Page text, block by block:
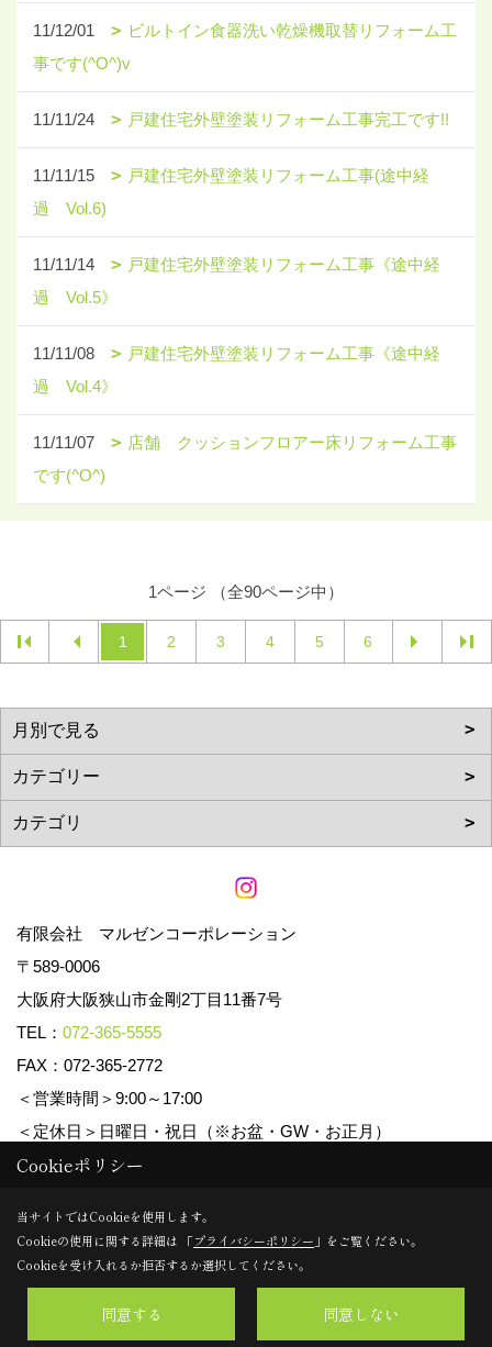
11/12/01
ビルトイン食器洗い乾燥機取替リフォーム工
事です(^O^)v
11/11/24 戸建住宅外壁塗装リフォーム工事完工です!!
11/11/15
戸建住宅外壁塗装リフォーム工事(途中経
過 Vol.6)
11/11/14
戸建住宅外壁塗装リフォーム工事《途中経
過 Vol.5》
11/11/08
戸建住宅外壁塗装リフォーム工事《途中経
過 Vol.4》
11/11/07
店舗 クッションフロアー床リフォーム工事
です(^O^)
1ページ （全90ページ中）
1 2 3 4 5 6
有限会社 マルゼンコーポレーション
〒589-0006
大阪府大阪狭山市金剛2丁目11番7号
TEL： 072-365-5555
FAX：072-365-2772
＜営業時間＞9:00～17:00
＜定休日＞日曜日・祝日（※お盆・GW・お正月）
Copyright (c) マルゼンコーポレーション. All Rights Reserved.
Produced byゴデスクリエイト
Cookieポリシー
当サイトではCookieを使用します。
Cookieの使用に関する詳細は 「プライバシーポリシー 」をご覧ください。
Cookieを受け入れるか拒否するか選択してください。
同意する 同意しない